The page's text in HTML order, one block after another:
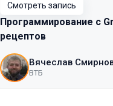
Смотреть запись
Программирование с
рецептов
Вячеслав
ВТБ